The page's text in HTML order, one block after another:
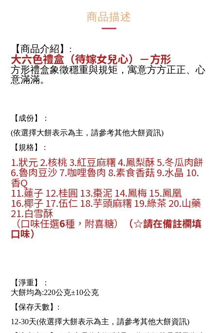
商品描述
【商品介紹】:
大六色禮盒（待嫁女兒心）－方形
方形禮盒象徵穩重與規矩，寓意方方正正、心
意滿滿。
【成份】：
(依選擇大餅表示為主，請參考其他大餅資訊)
【規格】 :
1.狀元 2.核桃 3.紅豆麻糬 4.鳳梨酥 5.冬瓜肉餅
6.魯肉豆沙 7.咖哩魯肉 8.素食香菇 9.水晶 10.
香Q
11.蓮子 12.桂圓 13.棗泥 14.鳳梅 15.鳳凰
16.椰子 17.伍仁 18.芋頭麻糬 19.綠茶 20.山藥
21.白雪酥
（口味任選6種，附喜糖） （☆請在備註欄填
口味）
【淨重】：
大餅均為:220公克±10公克
【保存天數】:
12-30天(依選擇大餅表示為主，請參考其他大餅資訊)